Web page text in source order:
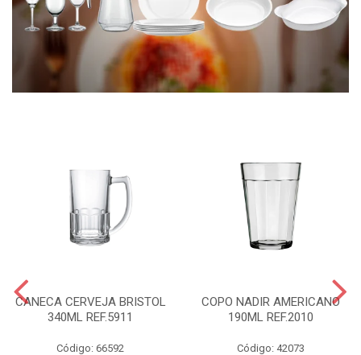
CANECA CERVEJA BRISTOL
340ML REF.5911
Código: 66592
COPO NADIR AMERICANO
190ML REF.2010
Código: 42073